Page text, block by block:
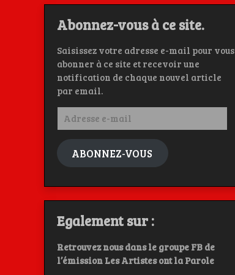
Abonnez-vous à ce site.
Saisissez votre adresse e-mail pour vous
abonner à ce site et recevoir une
notification de chaque nouvel article
par email.
Adresse
mail
ABONNEZ-VOUS
Egalement sur :
Retrouvez nous dans le groupe FB de
l’émission Les Artistes ont la Parole